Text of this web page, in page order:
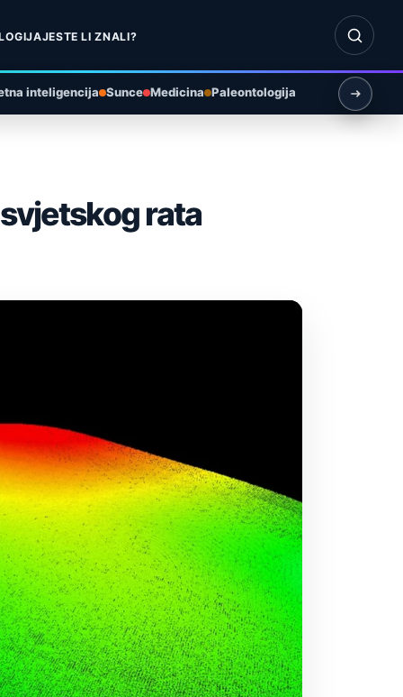
JESTE LI ZNALI?
Otvori
inteligencija Sunce Medicina Paleontologija
rata